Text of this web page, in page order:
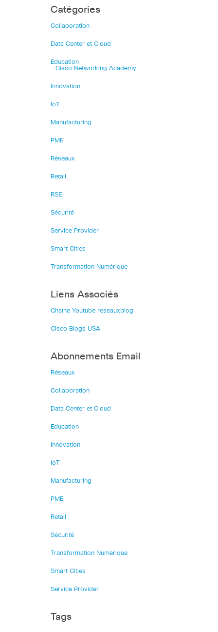
Catégories
Collaboration
Data Center et Cloud
Education
– Cisco Networking Academy
Innovation
IoT
Manufacturing
PME
Réseaux
Retail
RSE
Sécurité
Service Provider
Smart Cities
Transformation Numérique
Liens Associés
Chaîne Youtube reseauxblog
Cisco Blogs USA
Abonnements Email
Réseaux
Collaboration
Data Center et Cloud
Education
Innovation
IoT
Manufacturing
PME
Retail
Sécurité
Transformation Numérique
Smart Cities
Service Provider
Tags